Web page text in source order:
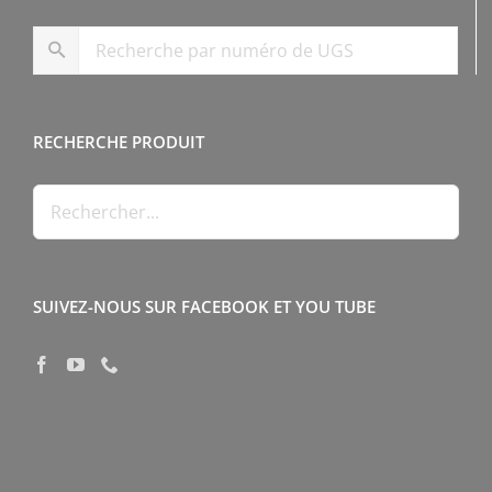
RECHERCHE PRODUIT
SUIVEZ-NOUS SUR FACEBOOK ET YOU TUBE